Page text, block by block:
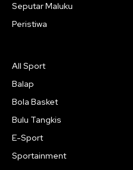
Seputar Maluku
Peristiwa
All Sport
Balap
Bola Basket
Bulu Tangkis
E-Sport
Sportainment